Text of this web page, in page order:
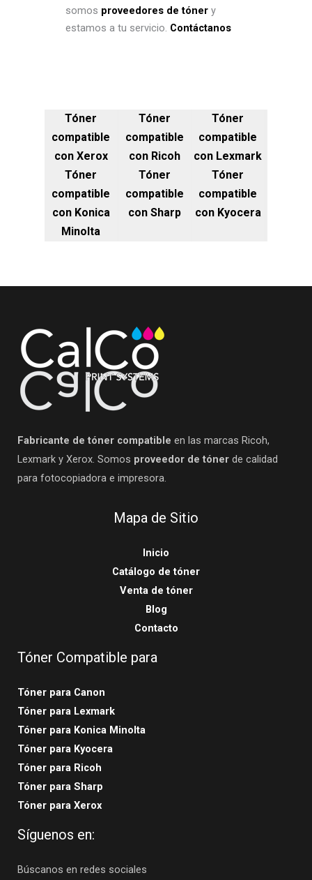
somos proveedores de tóner y
estamos a tu servicio. Contáctanos
Tóner
compatible
con Xerox
Tóner
compatible
con Ricoh
Tóner
compatible
con Lexmark
Tóner
compatible
con Konica
Minolta
Tóner
compatible
con Sharp
Tóner
compatible
con Kyocera
Fabricante de tóner compatible en las marcas Ricoh,
Lexmark y Xerox. Somos proveedor de tóner de calidad
para fotocopiadora e impresora.
Mapa de Sitio
Inicio
Catálogo de tóner
Venta de tóner
Blog
Contacto
Tóner Compatible para
Tóner para Canon
Tóner para Lexmark
Tóner para Konica Minolta
Tóner para Kyocera
Tóner para Ricoh
Tóner para Sharp
Tóner para Xerox
Síguenos en:
Búscanos en redes sociales